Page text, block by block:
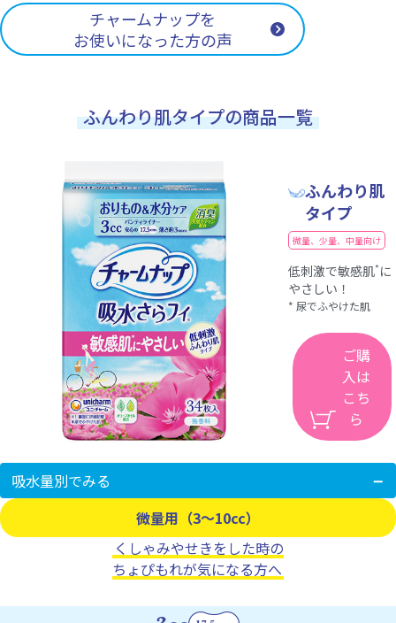
チャームナップを
お使いになった方の声
ふんわり肌タイプの商品一覧
ふんわり肌
タイプ
微量、少量、中量向け
低刺激で敏感肌* に
やさしい！
* 尿でふやけた肌
ご購
入は
こち
ら
吸水量別でみる
微量用（3～10cc）
くしゃみやせきをした時の
ちょぴもれが気になる方へ